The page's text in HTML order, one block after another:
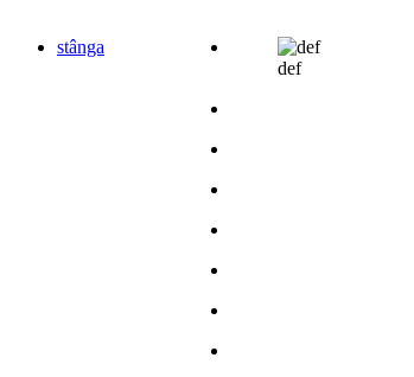
stânga
def